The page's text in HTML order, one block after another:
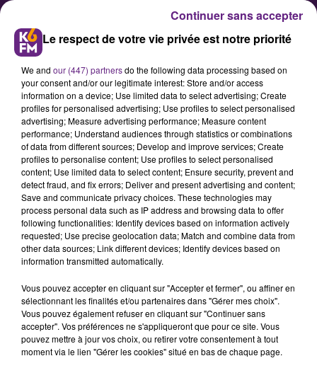
Basket : la JDA doit sortir la tête
de l'eau
Opposée à Cholet pour la 14e
journée de Pro A ce vendredi soir
au Palais des Sports de Dijon, la JDA
Dijon Basket n'a pas le droit à
pourrait la plonger dans la zone de
Publié : 22 décembre 2016 à 16h12 par 45
Le respect de votre vie privée est notre priorité
We and our (447) partnersdo the following data processing based on
your consent and/or our legitimate interest: Store and/or access
information on a device; Use limited data to select advertising; Create
profiles for personalised advertising; Use profiles to select personalised
advertising; Measure advertising performance; Measure content
performance; Understand audiences through statistics or combinations
of data from different sources; Develop and improve services; Create
profiles to personalise content; Use profiles to select personalised
content; Use limited data to select content; Ensure security, prevent and
detect fraud, and fix errors; Deliver and present advertising and content;
Save and communicate privacy choices. These technologies may
process personal data such as IP address and browsing data to offer
following functionalities: Identify devices based on information actively
requested; Use precise geolocation data; Match and combine data from
other data sources; Link different devices; Identify devices based on
information transmitted automatically.
Vous pouvez accepter en cliquant sur "Accepter et fermer", ou affiner en
sélectionnant les finalités et/ou partenaires dans "Gérer mes choix".
Vous pouvez également refuser en cliquant sur "Continuer sans
accepter". Vos préférences ne s'appliqueront que pour ce site. Vous
pouvez mettre à jour vos choix, ou retirer votre consentement à tout
moment via le lien "Gérer les cookies" situé en bas de chaque page.
Continuer sans accepter